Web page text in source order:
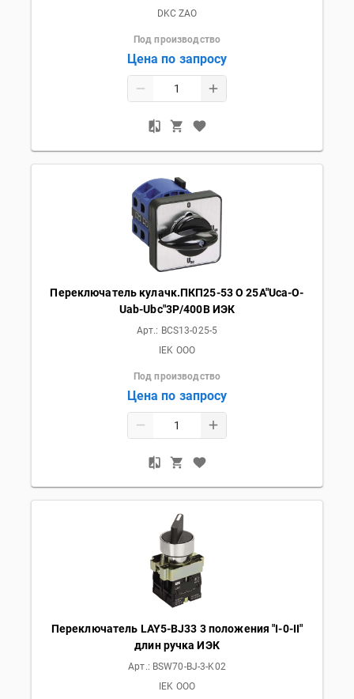
DKC ZAO
Под производство
Цена по запросу
Переключатель кулачк.ПКП25-53 O 25А"Uca-O-
Uab-Ubc"3Р/400В ИЭК
Арт.: BCS13-025-5
IEK OOO
Под производство
Цена по запросу
Переключатель LAY5-BJ33 3 положения "I-0-II"
длин ручка ИЭК
Арт.: BSW70-BJ-3-K02
IEK OOO